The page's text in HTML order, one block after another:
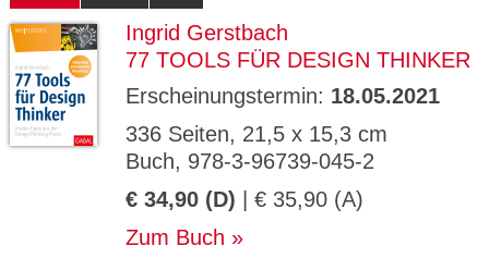
Ingrid Gerstbach
77 TOOLS FÜR DESIGN THINKER
Erscheinungstermin: 18.05.2021
336 Seiten, 21,5 x 15,3 cm
Buch, 978-3-96739-045-2
€ 34,90 (D) | € 35,90 (A)
Zum Buch